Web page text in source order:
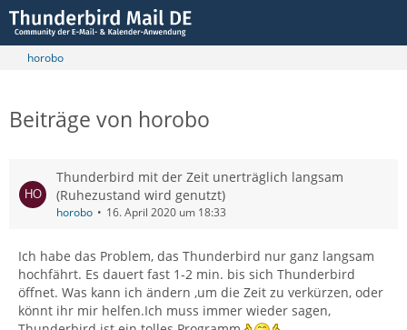
horobo
Beiträge von horobo
Thunderbird mit der Zeit unerträglich langsam
(Ruhezustand wird genutzt)
horobo 16. April 2020 um 18:33
Ich habe das Problem, das Thunderbird nur ganz langsam
hochfährt. Es dauert fast 1-2 min. bis sich Thunderbird
öffnet. Was kann ich ändern ,um die Zeit zu verkürzen, oder
könnt ihr mir helfen.Ich muss immer wieder sagen,